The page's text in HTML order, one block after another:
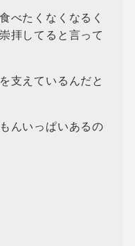
べたくなくなるく
拝してると言って
支えているんだと
んいっぱいあるの